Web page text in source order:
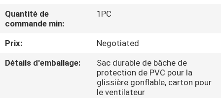
VISITE
D'USINE
CONTRÔLE
Quantité de
commande min:
1PC
Prix:
Negotiated
Détails d'emballage:
Sac durable de bâche de
protection de PVC pour la
glissière gonflable, carton pour
le ventilateur